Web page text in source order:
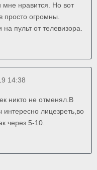
мне нравится. Но вот
огромны.
пульт от телевизора.
14:38
никто не отменял.В
лицезреть,во
через 5-10.